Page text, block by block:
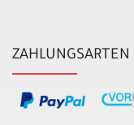
ZAHLUNGSARTEN